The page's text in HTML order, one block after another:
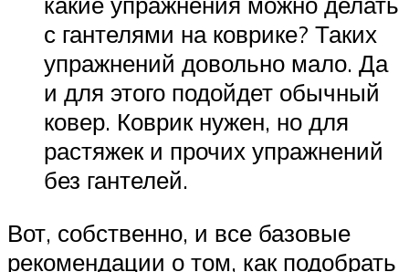
с гантелями на коврике? Таких
упражнений довольно мало. Да
и для этого подойдет обычный
ковер. Коврик нужен, но для
растяжек и прочих упражнений
без гантелей.
Вот, собственно, и все базовые
рекомендации о том, как подобрать